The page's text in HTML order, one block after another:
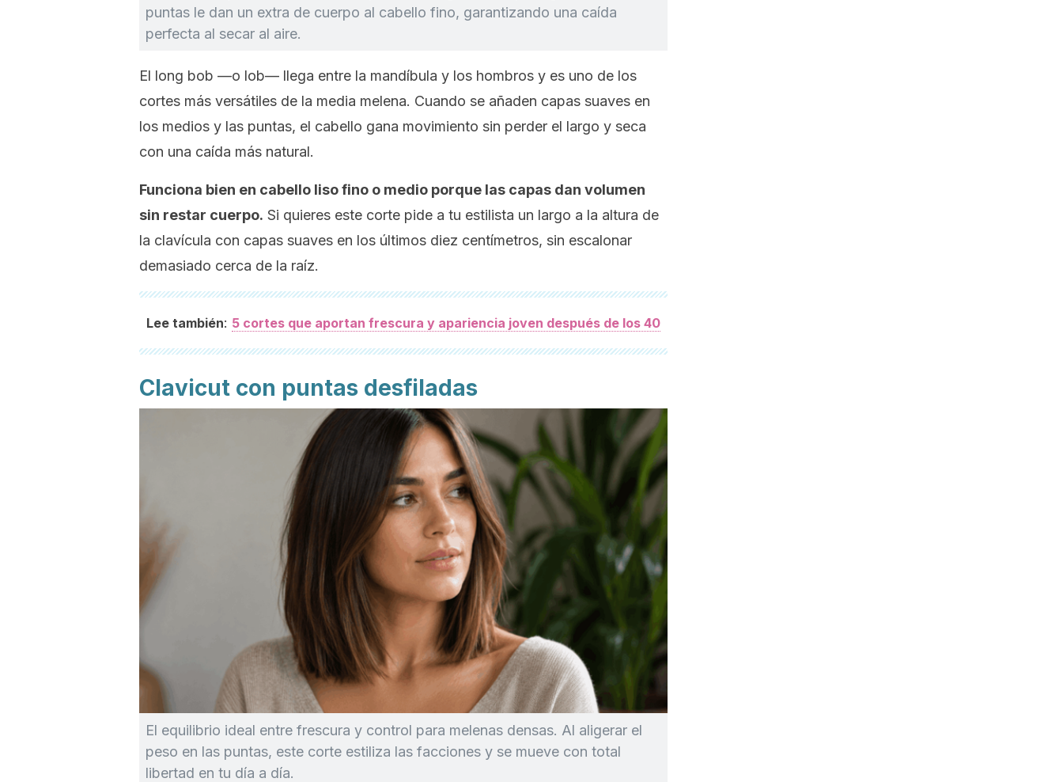
puntas le dan un extra de cuerpo al cabello fino, garantizando una caída
perfecta al secar al aire.
El long bob —o lob— llega entre la mandíbula y los hombros y es uno de los
cortes más versátiles de la media melena. Cuando se añaden capas suaves en
los medios y las puntas, el cabello gana movimiento sin perder el largo y seca
con una caída más natural.
Funciona bien en cabello liso fino o medio porque las capas dan volumen
sin restar cuerpo. Si quieres este corte pide a tu estilista un largo a la altura de
la clavícula con capas suaves en los últimos diez centímetros, sin escalonar
demasiado cerca de la raíz.
Lee también: 5 cortes que aportan frescura y apariencia joven después de los 40
Clavicut con puntas desfiladas
El equilibrio ideal entre frescura y control para melenas densas. Al aligerar el
peso en las puntas, este corte estiliza las facciones y se mueve con total
libertad en tu día a día.